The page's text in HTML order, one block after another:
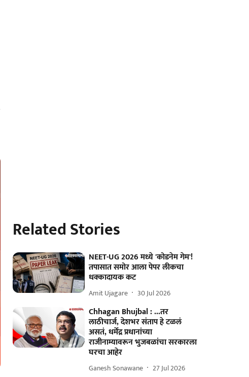
Related Stories
NEET-UG 2026 मध्ये 'कोडनेम गेम'!
तपासात समोर आला पेपर लीकचा
धक्कादायक कट
Amit Ujagare 30 Jul 2026
Chhagan Bhujbal : ...तर
लाठीचार्ज, देशभर संताप हे टळलं
असतं, धर्मेंद्र प्रधानांच्या
राजीनाम्यावरून भुजबळांचा सरकारला
घरचा आहेर
Ganesh Sonawane 27 Jul 2026